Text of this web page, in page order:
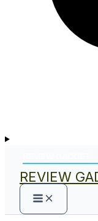
REVIEW